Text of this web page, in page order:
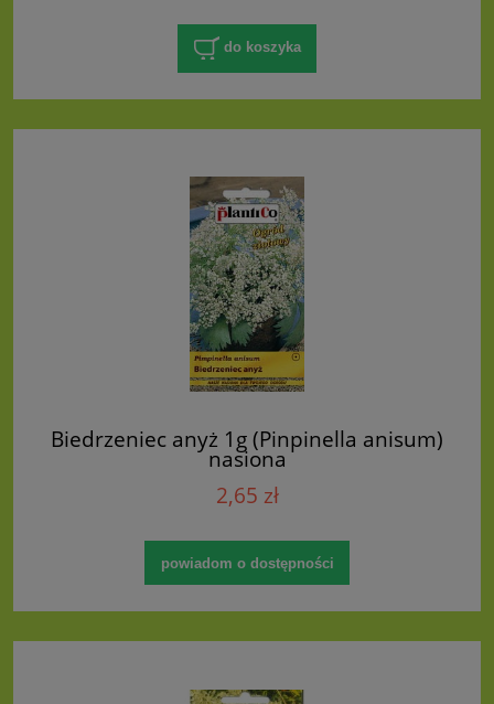
do koszyka
Biedrzeniec anyż 1g (Pinpinella anisum)
nasiona
2,65 zł
powiadom o dostępności